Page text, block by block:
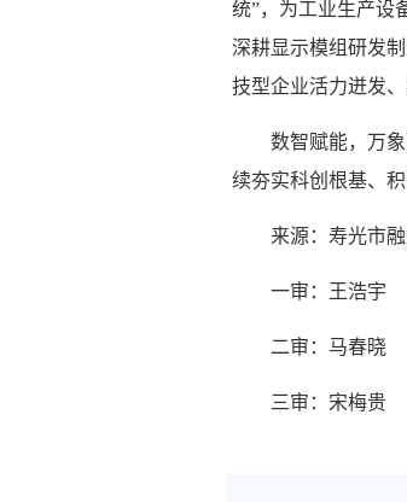
统”，为工业生产设
深耕显示模组研发
技型企业活力迸发
数智赋能，万
续夯实科创根基、
来源：寿光市
一审：王浩宇
二审：马春晓
三审：宋梅贵